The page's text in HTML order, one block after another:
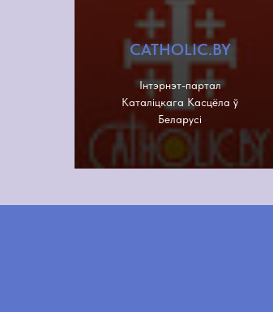
CATHOLIC.BY
Інтэрнэт-партал
Каталіцкага Касцёла ў
Беларусі